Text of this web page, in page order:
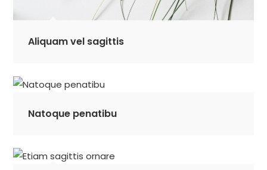
Aliquam vel sagittis
Natoque penatibu